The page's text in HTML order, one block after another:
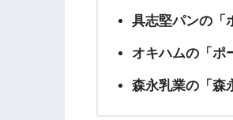
具志堅パンの「
オキハムの「ポ
森永乳業の「森